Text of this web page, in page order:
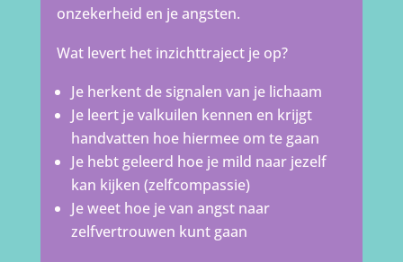
onzekerheid en je angsten.
Wat levert het inzichttraject je op?
Je herkent de signalen van je lichaam
Je leert je valkuilen kennen en krijgt
handvatten hoe hiermee om te gaan
Je hebt geleerd hoe je mild naar jezelf
kan kijken (zelfcompassie)
Je weet hoe je van angst naar
zelfvertrouwen kunt gaan